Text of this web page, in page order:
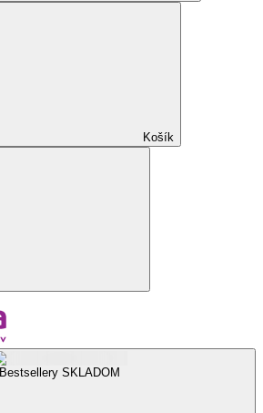
Košík
Bestsellery SKLADOM